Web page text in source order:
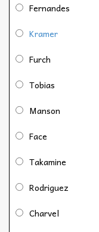
Fernandes
Kramer
Furch
Tobias
Manson
Face
Takamine
Rodriguez
Charvel